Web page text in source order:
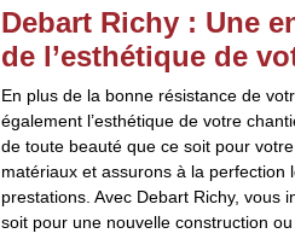
Debart Richy : Une
de l’esthétique de
En plus de la bonne résistance de
également l’esthétique de votre
de toute beauté que ce soit pour
matériaux et assurons à la perfection
prestations. Avec Debart Richy, vous
soit pour une nouvelle construction ou